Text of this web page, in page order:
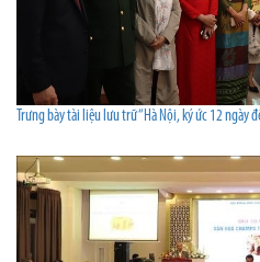
Trưng bày tài liệu lưu trữ “Hà Nội, ký ức 12 ngày